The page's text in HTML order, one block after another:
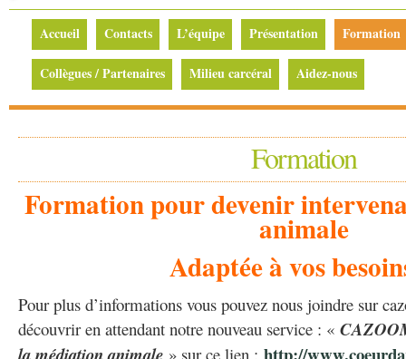
Accueil Contacts L’équipe Présentation Formation
Collègues / Partenaires Milieu carcéral Aidez-nous
Formation
Formation pour devenir
animale
Adaptée à vos
Pour plus d’informations vous pouvez nous joindre sur
découvrir en attendant notre nouveau service : «
» sur ce lien : http://